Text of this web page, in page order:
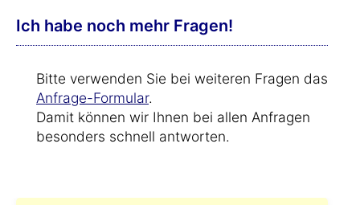
Ich habe noch mehr Fragen!
Bitte verwenden Sie bei weiteren Fragen das
Anfrage-Formular.
Damit können wir Ihnen bei allen Anfragen
besonders schnell antworten.